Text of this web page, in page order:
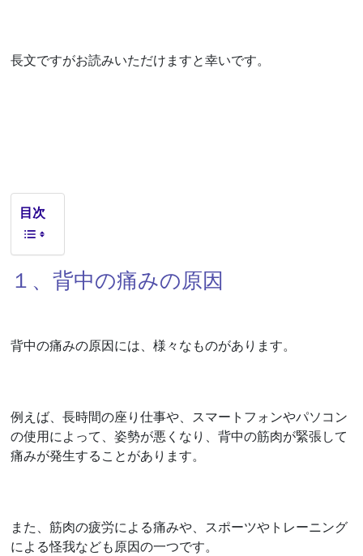
長文ですがお読みいただけますと幸いです。
目次
１、背中の痛みの原因
背中の痛みの原因には、様々なものがあります。
例えば、長時間の座り仕事や、スマートフォンやパソコン
の使用によって、姿勢が悪くなり、背中の筋肉が緊張して
痛みが発生することがあります。
また、筋肉の疲労による痛みや、スポーツやトレーニング
による怪我なども原因の一つです。